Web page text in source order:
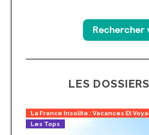
LES
La France Insolite : Vacances Et
Les Tops